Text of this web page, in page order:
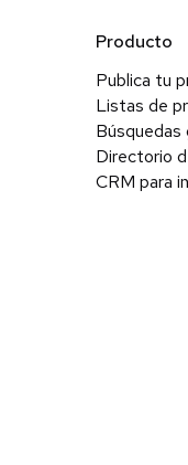
Producto
Publica tu
Listas de
Búsquedas
Directorio
CRM para